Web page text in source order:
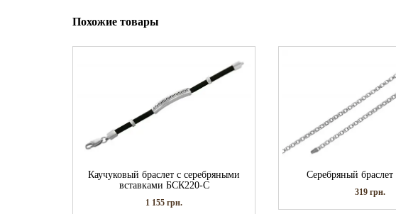
Похожие товары
Каучуковый браслет с серебряными
вставками БСК220-С
1 155грн.
Серебряный
319 грн.